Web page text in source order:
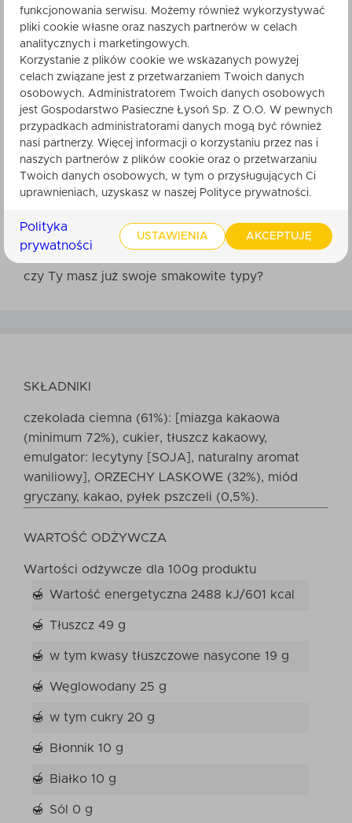
i ciemną czekoladę zapewniasz swojemu
organizmowi dużą dawkę witamin i
minerałów a także energię każdego dnia
Opakowanie i przechowywanie: zastosowano
specjalne i funkcjonalne opakowanie doypack,
przechowuj produkt w ciemnym i suchym miejscu
Sposób przyrządzenia: pożywny i pyszny deser,
lody waniliowe z dodatkiem świeżych owoców,
to tylko kilka pomysłów na kompozycje z
czy Ty masz już swoje smakowite typy?
SKŁADNIKI
czekolada ciemna (61%): [miazga kakaowa
(minimum 72%), cukier, tłuszcz kakaowy,
emulgator: lecytyny [SOJA], naturalny aromat
waniliowy], ORZECHY LASKOWE (32%), miód
gryczany, kakao, pyłek pszczeli (0,5%).
WARTOŚĆ ODŻYWCZA
Wartości odżywcze dla 100g produktu
Wartość energetyczna 2488 kJ/601 kcal
Tłuszcz 49 g
w tym kwasy tłuszczowe nasycone 19 g
Węglowodany 25 g
w tym cukry 20 g
Błonnik 10 g
Białko 10 g
Sól 0 g
funkcjonowania serwisu. Możemy również wykorzystywać
pliki cookie własne oraz naszych partnerów w celach
analitycznych i marketingowych.
Korzystanie z plików cookie we wskazanych powyżej
celach związane jest z przetwarzaniem Twoich danych
osobowych. Administratorem Twoich danych osobowych
jest Gospodarstwo Pasieczne Łysoń Sp. Z O.O. W pewnych
przypadkach administratorami danych mogą być również
nasi partnerzy. Więcej informacji o korzystaniu przez nas i
naszych partnerów z plików cookie oraz o przetwarzaniu
Twoich danych osobowych, w tym o przysługujących Ci
uprawnieniach, uzyskasz w naszej Polityce prywatności.
Polityka
prywatności
USTAWIENIA AKCEPTUJĘ